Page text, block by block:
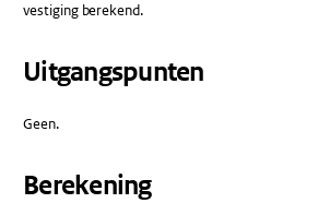
vestiging berekend.
Uitgangspunten
Geen.
Berekening